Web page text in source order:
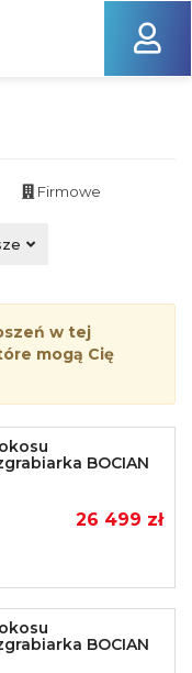
Firmowe
w tej
mogą Cię
BOCIAN
26 499 zł
BOCIAN